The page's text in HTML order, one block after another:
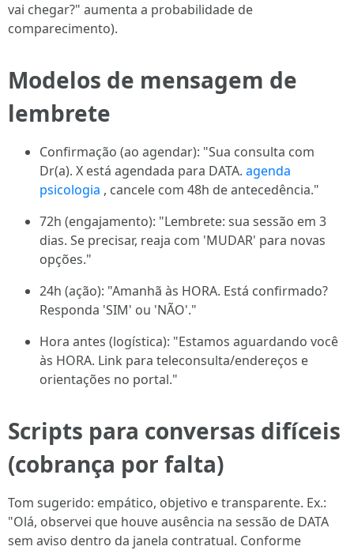
vai chegar?" aumenta a probabilidade de
comparecimento).
Modelos de mensagem de
lembrete
Confirmação (ao agendar): "Sua consulta com
Dr(a). X está agendada para DATA. agenda
psicologia , cancele com 48h de antecedência."
72h (engajamento): "Lembrete: sua sessão em 3
dias. Se precisar, reaja com 'MUDAR' para novas
opções."
24h (ação): "Amanhã às HORA. Está confirmado?
Responda 'SIM' ou 'NÃO'."
Hora antes (logística): "Estamos aguardando você
às HORA. Link para teleconsulta/endereços e
orientações no portal."
Scripts para conversas difíceis
(cobrança por falta)
Tom sugerido: empático, objetivo e transparente. Ex.:
"Olá, observei que houve ausência na sessão de DATA
sem aviso dentro da janela contratual. Conforme